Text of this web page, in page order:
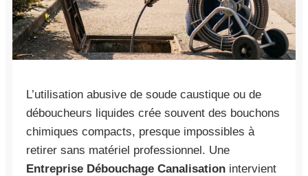
L’utilisation abusive de soude caustique ou de
déboucheurs liquides crée souvent des bouchons
chimiques compacts, presque impossibles à
retirer sans matériel professionnel. Une
Entreprise Débouchage Canalisation intervient